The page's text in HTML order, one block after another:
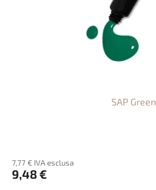
SAP Green
7,77 € IVA esclusa
9,48 €